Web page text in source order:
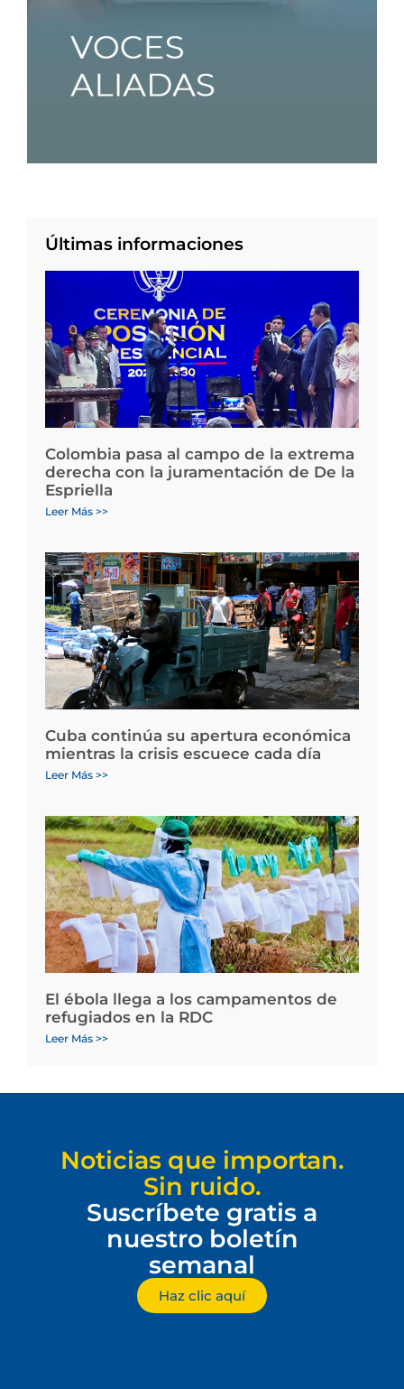
Últimas informaciones
Colombia pasa al campo de la extrema
derecha con la juramentación de De la
Espriella
Leer Más >>
Cuba continúa su apertura económica
mientras la crisis escuece cada día
Leer Más >>
El ébola llega a los campamentos de
refugiados en la RDC
Leer Más >>
Noticias que importan.
Sin ruido.
Suscríbete gratis a
nuestro boletín
semanal
Haz clic aquí